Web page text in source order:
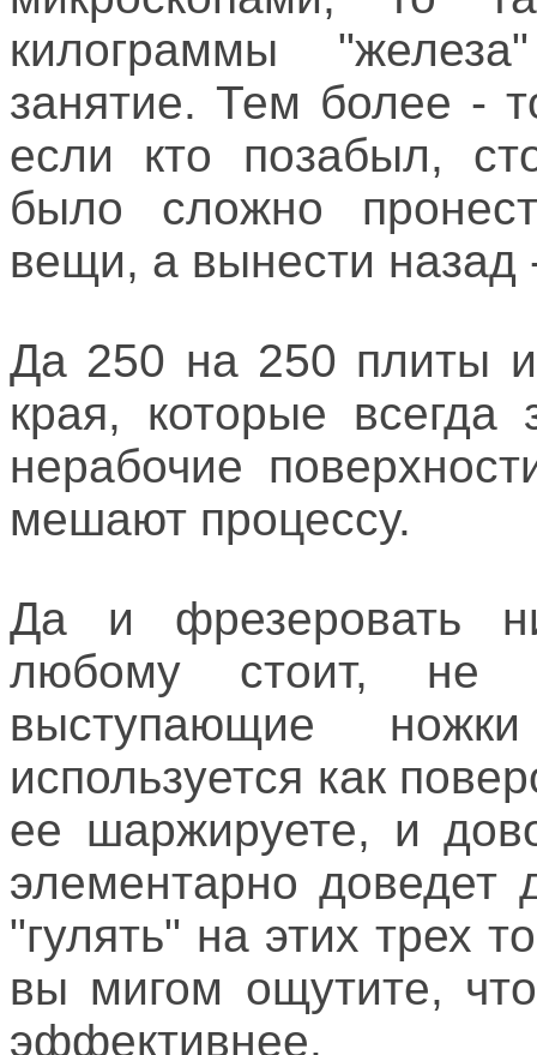
килограммы
занятие. Тем более -
если кто позабыл,
было сложно
вещи, а вынести назад
Да 250 на 250 плиты
края, которые всегда
нерабочие
мешают процессу.
Да и фрезеровать
любому стоит, не
выступающие
используется как
ее шаржируете, и
элементарно доведет
"гулять" на этих трех
вы мигом ощутите,
эффективнее.